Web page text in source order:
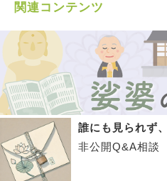
関連コンテンツ
誰にも見られず
非公開Q&A相談